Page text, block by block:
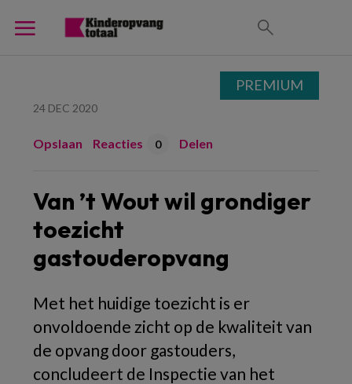
24 DEC 2020
Opslaan Reacties 0 Delen
Van ’t Wout wil grondiger
toezicht
gastouderopvang
Met het huidige toezicht is er
onvoldoende zicht op de kwaliteit van
de opvang door gastouders,
concludeert de Inspectie van het
PREMIUM